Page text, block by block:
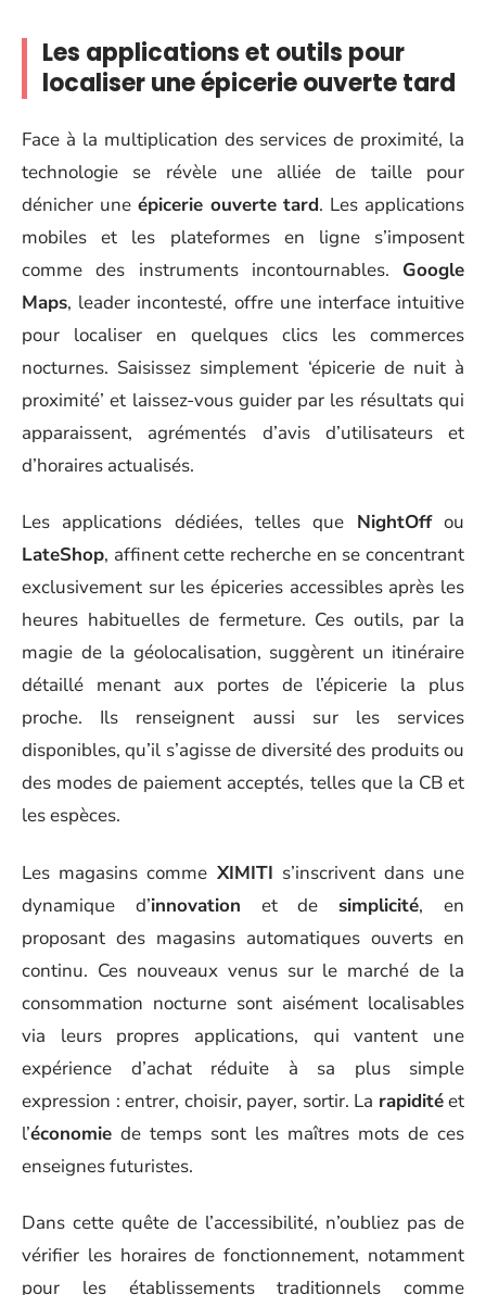
Les applications et outils pour
localiser une épicerie ouverte tard
Face à la multiplication des services de proximité, la
technologie se révèle une alliée de taille pour
dénicher une épicerie ouverte tard. Les applications
mobiles et les plateformes en ligne s’imposent
comme des instruments incontournables. Google
Maps, leader incontesté, offre une interface intuitive
pour localiser en quelques clics les commerces
nocturnes. Saisissez simplement ‘épicerie de nuit à
proximité’ et laissez-vous guider par les résultats qui
apparaissent, agrémentés d’avis d’utilisateurs et
d’horaires actualisés.
Les applications dédiées, telles que NightOffou
LateShop, affinent cette recherche en se concentrant
exclusivement sur les épiceries accessibles après les
heures habituelles de fermeture. Ces outils, par la
magie de la géolocalisation, suggèrent un itinéraire
détaillé menant aux portes de l’épicerie la plus
proche. Ils renseignent aussi sur les services
disponibles, qu’il s’agisse de diversité des produits ou
des modes de paiement acceptés, telles que la CB et
les espèces.
Les magasins comme XIMITI s’inscrivent dans une
dynamique d’innovation et de simplicité, en
proposant des magasins automatiques ouverts en
continu. Ces nouveaux venus sur le marché de la
consommation nocturne sont aisément localisables
via leurs propres applications, qui vantent une
expérience d’achat réduite à sa plus simple
expression : entrer, choisir, payer, sortir. La rapiditéet
l’économie de temps sont les maîtres mots de ces
enseignes futuristes.
Dans cette quête de l’accessibilité, n’oubliez pas de
vérifier les horaires de fonctionnement, notamment
pour les établissements traditionnels comme